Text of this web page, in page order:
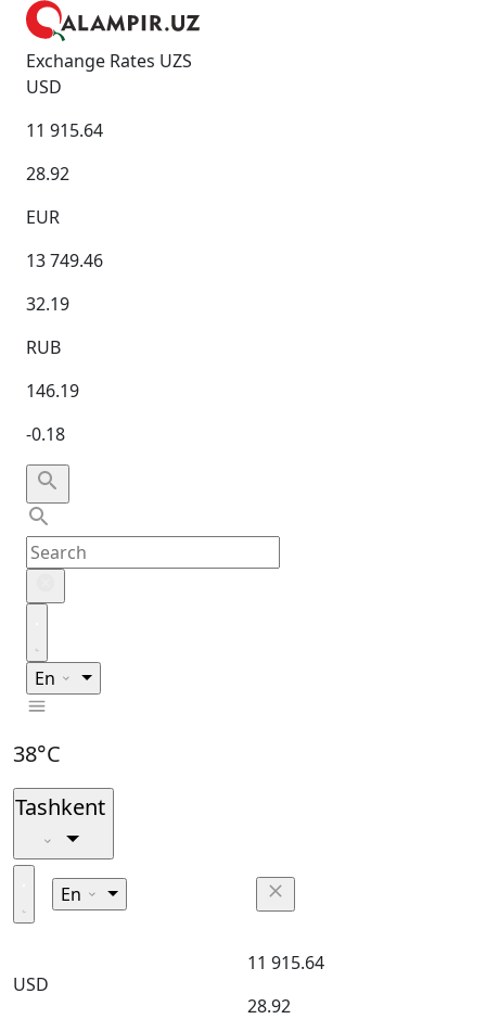
Exchange Rates UZS
USD
11 915.64
28.92
EUR
13 749.46
32.19
RUB
146.19
-0.18
En
38°C
Tashkent
En
USD
11 915.64
28.92